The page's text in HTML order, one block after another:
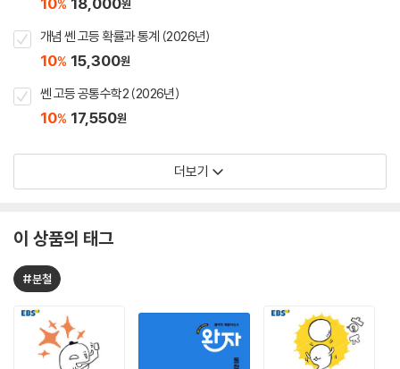
% 원
개념 쎈 고등 확률과 통계 (2026년)
10% 15,300원
쎈 고등 공통수학2 (2026년)
10% 17,550원
더보기
이 상품의 태그
#분철